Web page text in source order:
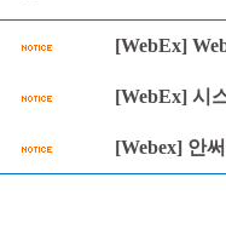
[WebEx]
[WebEx] 시
[Webex] 안